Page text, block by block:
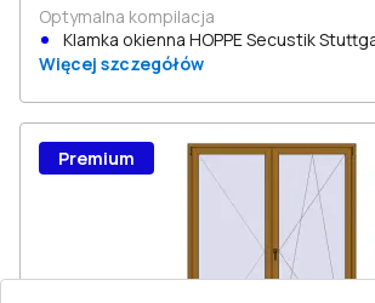
Optymalna kompilacja
Klamka okienna HOPPE Secustik
Więcej szczegółów
Premium